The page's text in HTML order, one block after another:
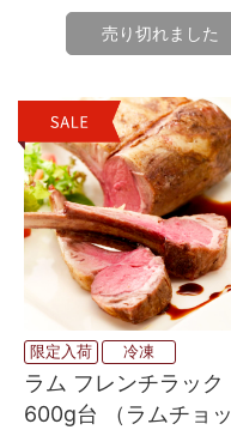
売り切れました
限定入荷 冷凍
ラム フレンチラック
600g台 （ラムチョッ